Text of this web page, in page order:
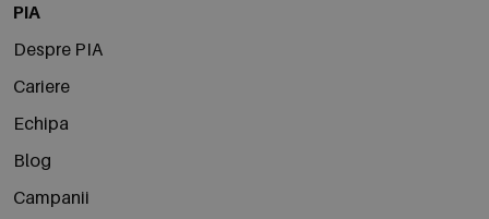
PIA
Despre PIA
Cariere
Echipa
Blog
Campanii